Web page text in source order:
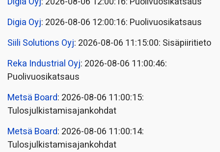
Digia Oyj: 2026-08-06 12:00:16: Puolivuosikatsaus
Siili Solutions Oyj: 2026-08-06 11:15:00: Sisäpiiritieto
Reka Industrial Oyj: 2026-08-06 11:00:46:
Puolivuosikatsaus
Metsä Board: 2026-08-06 11:00:15:
Tulosjulkistamisajankohdat
Metsä Board: 2026-08-06 11:00:14:
Tulosjulkistamisajankohdat